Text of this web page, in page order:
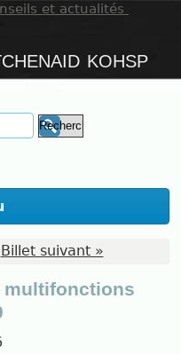
et actualités
kohsp
Billet suivant »
multifonctions